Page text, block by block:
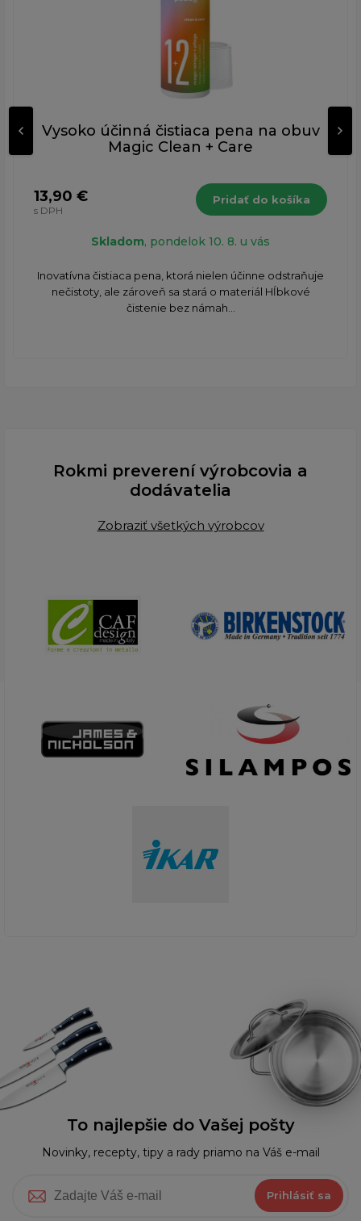
Vysoko účinná čistiaca pena na obuv
Magic Clean + Care
13,90 €
s DPH
Pridať do košíka
Skladom, pondelok 10. 8. u vás
Inovatívna čistiaca pena, ktorá nielen účinne odstraňuje
nečistoty, ale zároveň sa stará o materiál Hĺbkové
čistenie bez námah...
Rokmi preverení výrobcovia a
dodávatelia
Zobraziť všetkých výrobcov
To najlepšie do Vašej pošty
Novinky, recepty, tipy a rady priamo na Váš e-mail
Prihlásiť sa